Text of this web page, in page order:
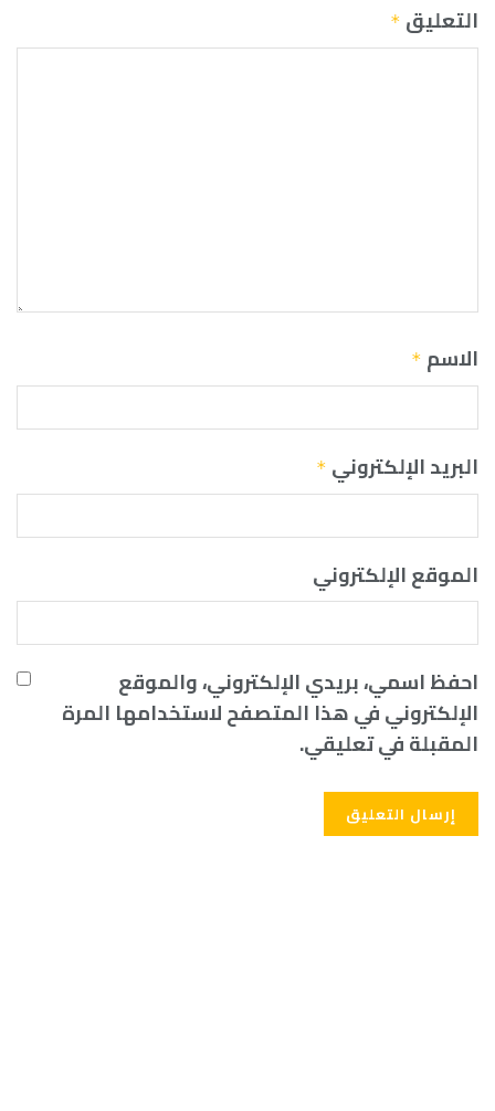
التعليق *
الاسم *
البريد الإلكتروني *
الموقع الإلكتروني
احفظ اسمي، بريدي الإلكتروني، والموقع
الإلكتروني في هذا المتصفح لاستخدامها المرة
المقبلة في تعليقي.